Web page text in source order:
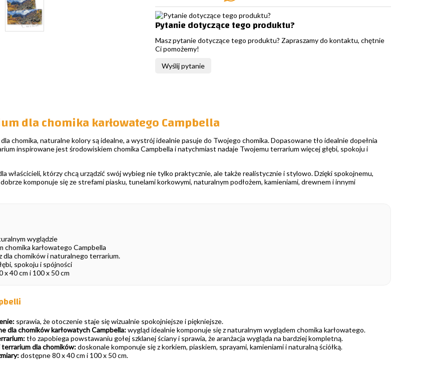
Pytanie dotyczące tego produktu?
Masz pytanie dotyczące tego produktu? Zapraszamy do kontaktu, chętnie
Ci pomożemy!
Wyślij pytanie
dla chomika karłowatego Campbella
chomika, naturalne kolory są idealne, a wystrój idealnie pasuje do Twojego chomika. Dopasowane tło idealnie dopełnia
inspirowane jest środowiskiem chomika Campbella i natychmiast nadaje Twojemu terrarium więcej głębi, spokoju i
właścicieli, którzy chcą urządzić swój wybieg nie tylko praktycznie, ale także realistycznie i stylowo. Dzięki spokojnemu,
komponuje się ze strefami piasku, tunelami korkowymi, naturalnym podłożem, kamieniami, drewnem i innymi
wyglądzie
chomika karłowatego Campbella
dla chomików i naturalnego terrarium.
spokoju i spójności
x 40 cm i 100 x 50 cm
sprawia, że otoczenie staje się wizualnie spokojniejsze i piękniejsze.
dla chomików karłowatych Campbella:wygląd idealnie komponuje się z naturalnym wyglądem chomika karłowatego.
tło zapobiega powstawaniu gołej szklanej ściany i sprawia, że aranżacja wygląda na bardziej kompletną.
terrarium dla chomików:doskonale komponuje się z korkiem, piaskiem, sprayami, kamieniami i naturalną ściółką.
dostępne 80 x 40 cm i 100 x 50 cm.